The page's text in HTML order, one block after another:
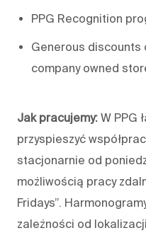
PPG Recognition
Generous discounts
company owned
Jak pracujemy: W PPG
przyspieszyć
stacjonarnie od
możliwością pracy
Fridays”.
zależności od